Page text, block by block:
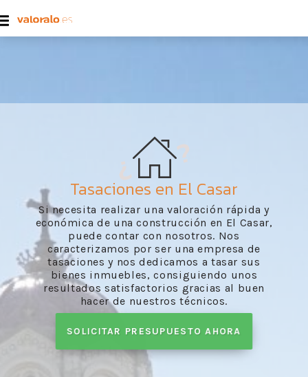
Tasaciones en El Casar
Si necesita realizar una valoración rápida y
económica de una construcción en El Casar,
puede contar con nosotros. Nos
caracterizamos por ser una empresa de
tasaciones y nos dedicamos a tasar sus
bienes inmuebles, consiguiendo unos
resultados satisfactorios gracias al buen
hacer de nuestros técnicos.
SOLICITAR PRESUPUESTO AHORA